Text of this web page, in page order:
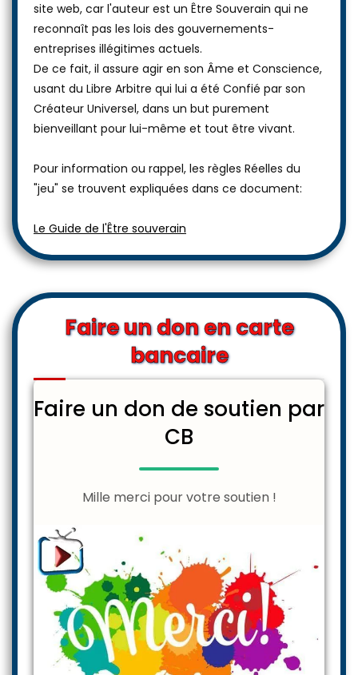
site web, car l'auteur est un Être Souverain qui ne
reconnaît pas les lois des gouvernements-
entreprises illégitimes actuels.
De ce fait, il assure agir en son Âme et Conscience,
usant du Libre Arbitre qui lui a été Confié par son
Créateur Universel, dans un but purement
bienveillant pour lui-même et tout être vivant.
Pour information ou rappel, les règles Réelles du
"jeu" se trouvent expliquées dans ce document:
Le Guide de l'Être souverain
Faire un don en carte
bancaire
Faire un don de soutien par
CB
Mille merci pour votre soutien !